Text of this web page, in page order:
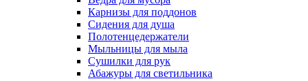
Карнизы для поддонов
Сидения для душа
Полотенцедержатели
Мыльницы для мыла
Сушилки для рук
Абажуры для светильника